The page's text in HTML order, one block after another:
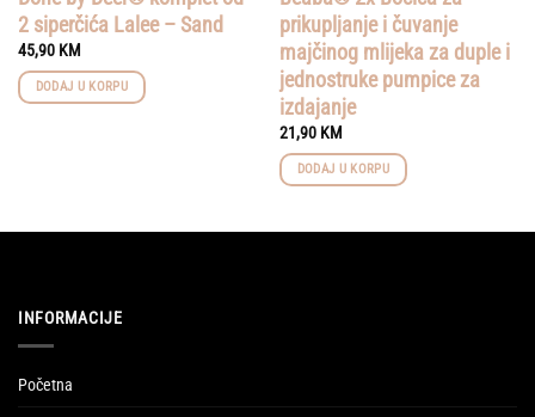
2 siperčića Lalee – Sand
45,90 KM
DODAJ U KORPU
prikupljanje i čuvanje
majčinog mlijeka za duple i
jednostruke pumpice za
izdajanje
21,90 KM
DODAJ U KORPU
INFORMACIJE
Početna